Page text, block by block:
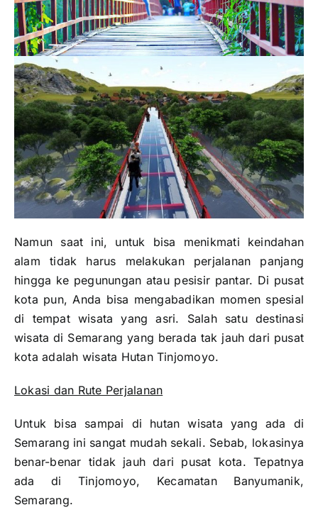
Namun saat ini, untuk bisa menikmati keindahan
alam tidak harus melakukan perjalanan panjang
hingga ke pegunungan atau pesisir pantar. Di pusat
kota pun, Anda bisa mengabadikan momen spesial
di tempat wisata yang asri. Salah satu destinasi
wisata di Semarang yang berada tak jauh dari pusat
kota adalah wisata Hutan Tinjomoyo.
Lokasi dan Rute Perjalanan
Untuk bisa sampai di hutan wisata yang ada di
Semarang ini sangat mudah sekali. Sebab, lokasinya
benar-benar tidak jauh dari pusat kota. Tepatnya
ada di Tinjomoyo, Kecamatan Banyumanik,
Semarang.